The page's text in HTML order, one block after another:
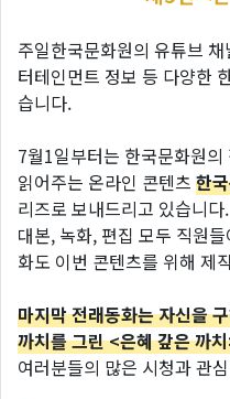
주일한국문화원의 유튜브
터테인먼트 정보 등 다양한
습니다.
7월1일부터는 한국문화원
읽어주는 온라인 콘텐츠 한
리즈로 보내드리고 있습니다.
대본, 녹화, 편집 모두 직원
화도 이번 콘텐츠를 위해 제
마지막 전래동화는 자신을
까치를 그린 <은혜 갚은 까
여러분들의 많은 시청과 관